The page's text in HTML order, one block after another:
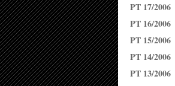
PT 17/2006
PT 16/2006
PT 15/2006
PT 14/2006
PT 13/2006